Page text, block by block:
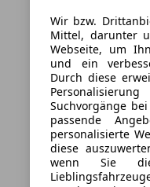
Wir bzw.
Mittel, darunter
Webseite, um
und ein
Durch diese
Suchvorgänge
passende
personalisierte
diese
wenn Sie